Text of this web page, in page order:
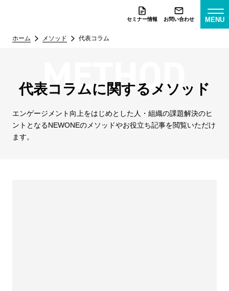
セミナー情報 お問い合わせ MENU
ホーム メソッド 代表コラム
代表コラムに関するメソッド
エンゲージメント向上をはじめとした人・組織の課題解決のヒ
ントとなるNEWONEのメソッドやお役立ち記事を閲覧いただけ
ます。